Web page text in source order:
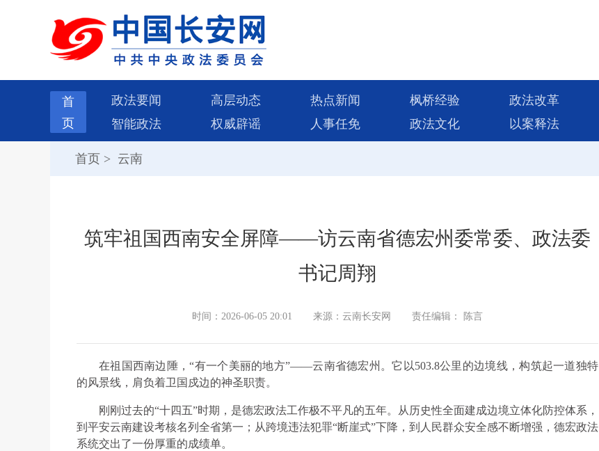
首
页
政法要闻 高层动态 热点新闻 枫桥经验 政法改革
智能政法
权威辟谣 人事任免 政法文化 以案释法
首页 > 云南
筑牢祖国西南安全屏障——访云南省德宏州委常委、政法委
书记周翔
时间：2026-06-05 20:01 来源：云南长安网 责任编辑： 陈言
在祖国西南边陲，“有一个美丽的地方”——云南省德宏州。它以503.8公里的边境线，构筑起一道独特
的风景线，肩负着卫国戍边的神圣职责。
刚刚过去的“十四五”时期，是德宏政法工作极不平凡的五年。从历史性全面建成边境立体化防控体系，
到平安云南建设考核名列全省第一；从跨境违法犯罪“断崖式”下降，到人民群众安全感不断增强，德宏政法
系统交出了一份厚重的成绩单。